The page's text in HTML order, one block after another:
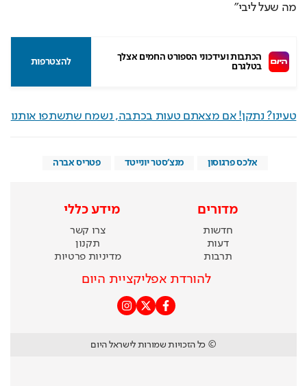
מה שעל ליבי"
הכתבות ועידכוני הספורט החמים אצלך
בטלגרם
להצטרפות
טעינו? נתקן! אם מצאתם טעות בכתבה, נשמח שתשתפו אותנו
אלכס פרגוסון מנצ'סטר יונייטד פטריס אברה
מדורים
חדשות
דעות
תרבות
מידע כללי
צרו קשר
תקנון
מדיניות פרטיות
להורדת אפליקציית היום
© כל הזכויות שמורות לישראל היום